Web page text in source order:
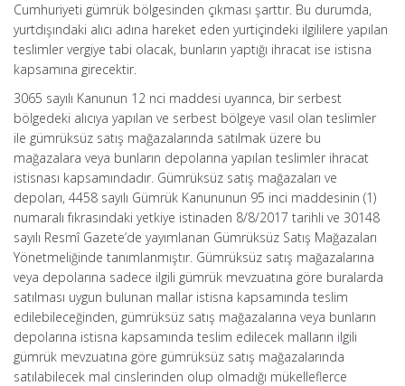
Cumhuriyeti gümrük bölgesinden çıkması şarttır. Bu durumda,
yurtdışındaki alıcı adına hareket eden yurtiçindeki ilgililere yapılan
teslimler vergiye tabi olacak, bunların yaptığı ihracat ise istisna
kapsamına girecektir.
3065 sayılı Kanunun 12 nci maddesi uyarınca, bir serbest
bölgedeki alıcıya yapılan ve serbest bölgeye vasıl olan teslimler
ile gümrüksüz satış mağazalarında satılmak üzere bu
mağazalara veya bunların depolarına yapılan teslimler ihracat
istisnası kapsamındadır. Gümrüksüz satış mağazaları ve
depoları, 4458 sayılı Gümrük Kanununun 95 inci maddesinin (1)
numaralı fıkrasındaki yetkiye istinaden 8/8/2017 tarihli ve 30148
sayılı Resmî Gazete’de yayımlanan Gümrüksüz Satış Mağazaları
Yönetmeliğinde tanımlanmıştır. Gümrüksüz satış mağazalarına
veya depolarına sadece ilgili gümrük mevzuatına göre buralarda
satılması uygun bulunan mallar istisna kapsamında teslim
edilebileceğinden, gümrüksüz satış mağazalarına veya bunların
depolarına istisna kapsamında teslim edilecek malların ilgili
gümrük mevzuatına göre gümrüksüz satış mağazalarında
satılabilecek mal cinslerinden olup olmadığı mükelleflerce